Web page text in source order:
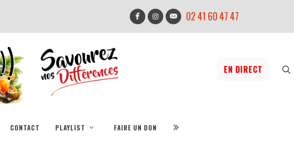
02 41 60 47 47
EN DIRECT
CONTACT PLAYLIST FAIRE UN DON